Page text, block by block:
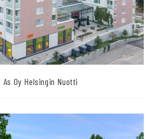
As Oy Helsingin Nuotti